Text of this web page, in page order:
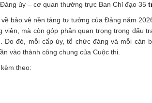
ủy – cơ quan thường trực Ban Chỉ đạo 35
bảo vệ nền tảng tư tưởng của Đảng năm
viên, mà còn góp phần quan trọng trong đấu
Do đó, mỗi cấp ủy, tổ chức đảng và mỗi
vào thành công chung của Cuộc thi.
theo: